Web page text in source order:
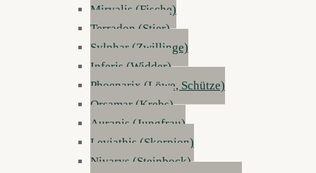
Mirvalis (Fische)
Terradon (Stier)
Sylphar (Zwillinge)
Inferis (Widder)
Phoenarix (Löwe, Schütze)
Orsamar (Krebs)
Aurapis (Jungfrau)
Leviathis (Skorpion)
Nivarys (Steinbock)